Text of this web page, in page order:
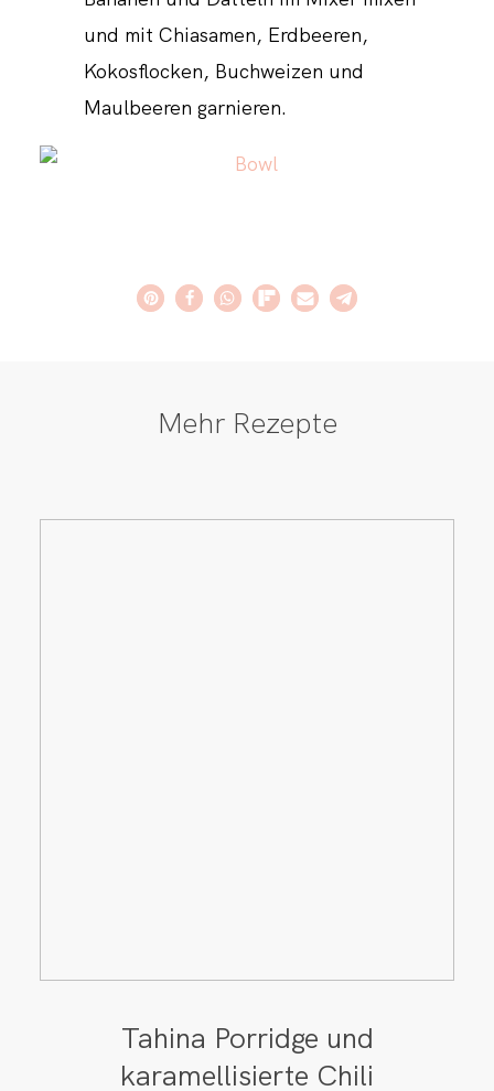
und mit Chiasamen, Erdbeeren,
Kokosflocken, Buchweizen und
Maulbeeren garnieren.
Mehr Rezepte
Tahina Porridge und
karamellisierte Chili